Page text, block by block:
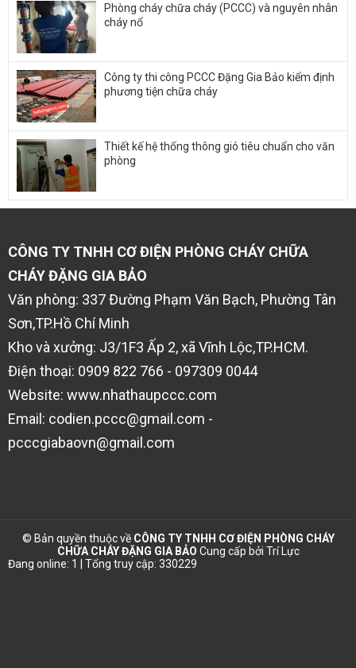
Phòng cháy chữa cháy (PCCC) và nguyên nhân
cháy nổ
Công ty thi công PCCC Đặng Gia Bảo kiểm định
phương tiện chữa cháy
Thiết kế hệ thống thông gió tiêu chuẩn cho văn
phòng
CÔNG TY TNHH CƠ ĐIỆN PHÒNG CHÁY CHỮA
CHÁY ĐẶNG GIA BẢO
Văn phòng: 337 Đường Phạm Văn Bạch, Phường Tân
Sơn,TP.Hồ Chí Minh
Kho và xưởng: J3/1F3 Ấp 2, xã Vĩnh Lộc,TP.HCM.
Điện thoại: 0909 822 766 - 097309 0044
Website: www.nhathaupccc.com
Email: codien.pccc@gmail.com -
pcccgiabaovn@gmail.com
© Bản quyền thuộc về CÔNG TY TNHH CƠ ĐIỆN PHÒNG CHÁY
CHỮA CHÁY ĐẶNG GIA BẢO Cung cấp bởi Trí Lực
Đang online: 1 | Tổng truy cập: 330229